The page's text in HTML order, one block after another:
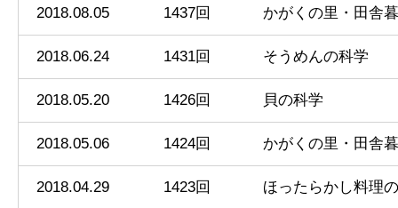
2018.08.05 1437回 かがくの里・田舎
2018.06.24 1431回 そうめんの科学
2018.05.20 1426回 貝の科学
2018.05.06 1424回 かがくの里・田舎
2018.04.29 1423回 ほったらかし料理